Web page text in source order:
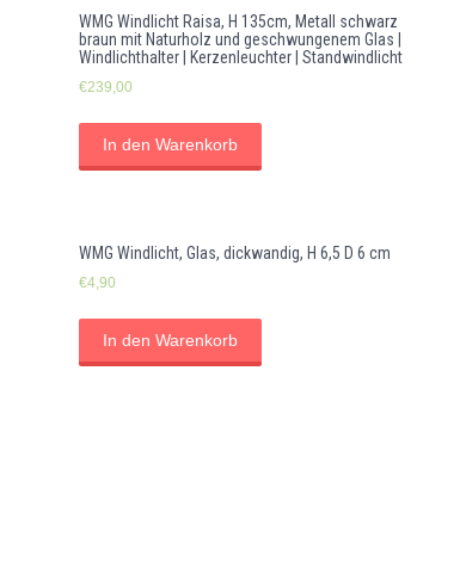
WMG Windlicht Raisa, H 135cm, Metall schwarz
braun mit Naturholz und geschwungenem Glas |
Windlichthalter | Kerzenleuchter | Standwindlicht
€239,00
In den Warenkorb
WMG Windlicht, Glas, dickwandig, H 6,5 D 6 cm
€4,90
In den Warenkorb